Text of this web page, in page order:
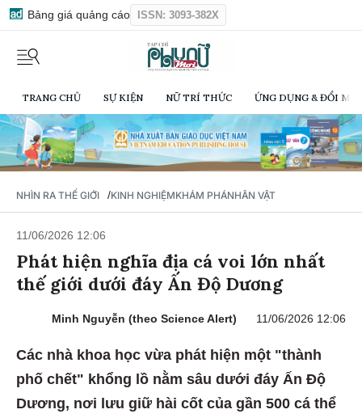
Bảng giá quảng cáo ISSN: 3093-382X
TRANG CHỦ SỰ KIỆN NỮ TRÍ THỨC ỨNG DỤNG & ĐỔI
NHÌN RA THẾ GIỚI /KINH NGHIỆMKHÁM PHÁNHÂN VẬT
11/06/2026 12:06
Phát hiện nghĩa địa cá voi lớn nhất
thế giới dưới đáy Ấn Độ Dương
Minh Nguyễn (theo Science Alert) 11/06/2026 12:06
Các nhà khoa học vừa phát hiện một "thành
phố chết" khổng lồ nằm sâu dưới đáy Ấn Độ
Dương, nơi lưu giữ hài cốt của gần 500 cá thể